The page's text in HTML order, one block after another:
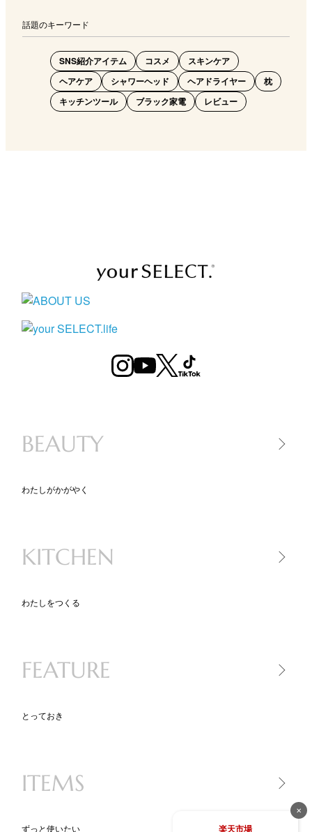
話題のキーワード
SNS紹介アイテム コスメ
スキンケア
ヘアケア
シャワーヘッド ヘアドライヤー
枕
キッチンツール
ブラック家電 レビュー
BEAUTY
わたしがかがやく
コスメ
KITCHEN
わたしをつくる
食品
FEATURE
とっておき
ニッポン、地方のいいモノ
ITEMS
ずっと使いたい
✕
楽天市場